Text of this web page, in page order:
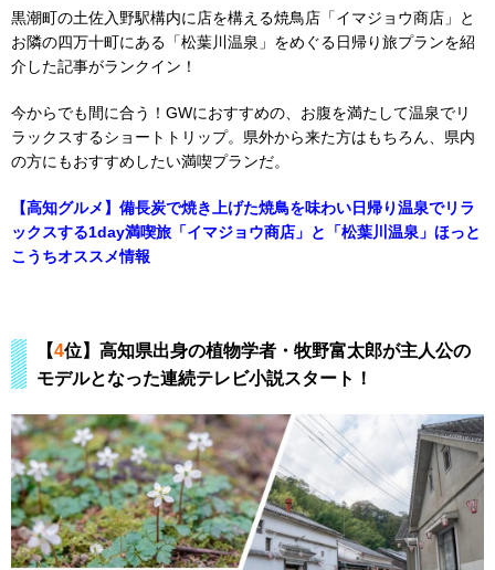
黒潮町の土佐入野駅構内に店を構える焼鳥店「イマジョウ商店」と
お隣の四万十町にある「松葉川温泉」をめぐる日帰り旅プランを紹
介した記事がランクイン！
今からでも間に合う！GWにおすすめの、お腹を満たして温泉でリ
ラックスするショートトリップ。県外から来た方はもちろん、県内
の方にもおすすめしたい満喫プランだ。
【高知グルメ】備長炭で焼き上げた焼鳥を味わい日帰り温泉でリラ
ックスする1day満喫旅「イマジョウ商店」と「松葉川温泉」ほっと
こうちオススメ情報
【4位】高知県出身の植物学者・牧野富太郎が主人公の
モデルとなった連続テレビ小説スタート！